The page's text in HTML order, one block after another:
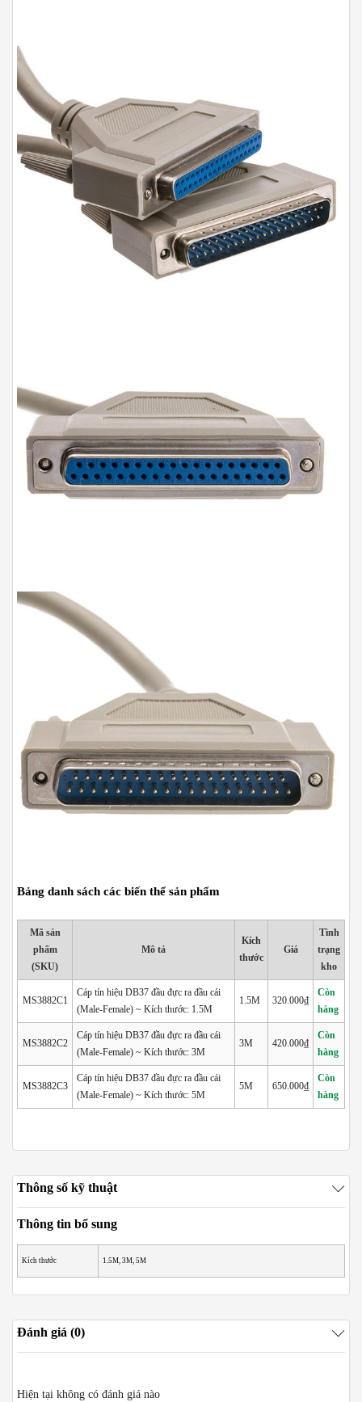
Bảng danh sách các biến thể sản phẩm
Mã sản
phẩm
(SKU)
Mô tả
Kích
thước
Giá
Tình
trạng
kho
MS3882C1
Cáp tín hiệu DB37 đầu đực ra đầu cái
(Male-Female) ~ Kích thước: 1.5M
1.5M 320.000₫
Còn
hàng
MS3882C2
Cáp tín hiệu DB37 đầu đực ra đầu cái
(Male-Female) ~ Kích thước: 3M
3M 420.000₫
Còn
hàng
MS3882C3
Cáp tín hiệu DB37 đầu đực ra đầu cái
(Male-Female) ~ Kích thước: 5M
5M 650.000₫
Còn
hàng
Thông số kỹ thuật
Thông tin bổ sung
Kích thước 1.5M, 3M, 5M
Đánh giá (0)
Hiện tại không có đánh giá nào